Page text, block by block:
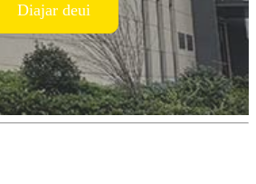
Diajar deui